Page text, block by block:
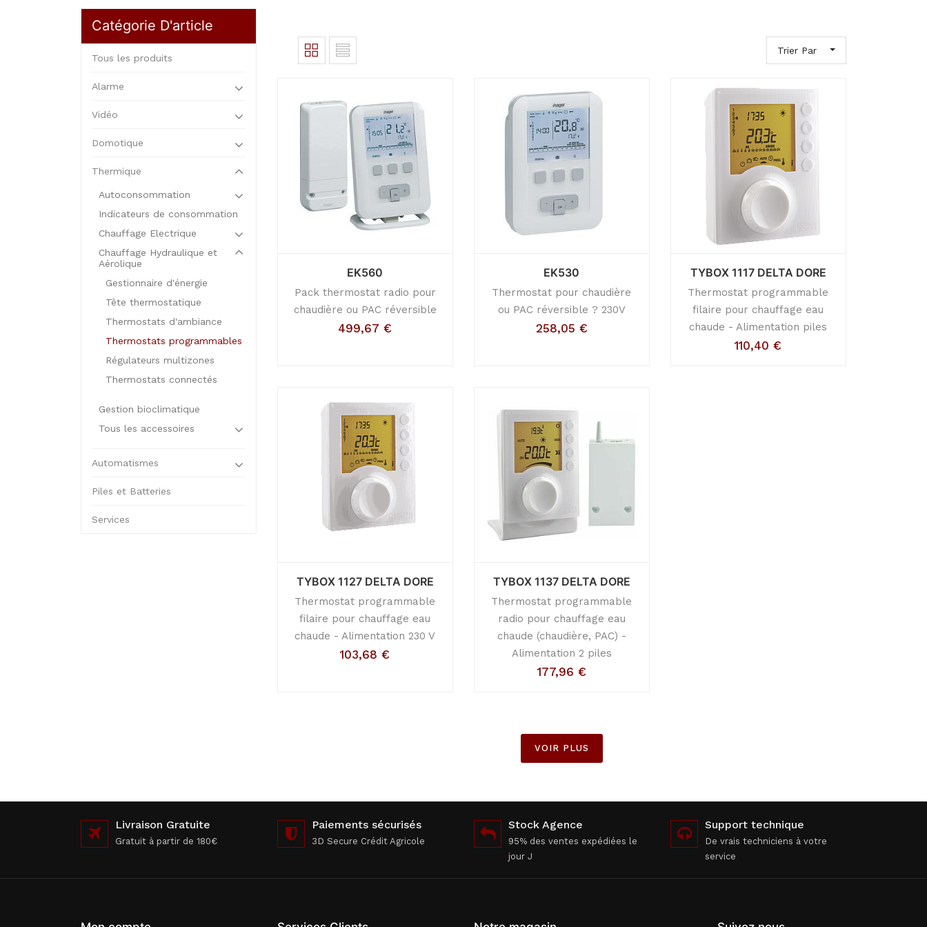
Catégorie D'article
Tous les produits
Alarme
Vidéo
Domotique
Thermique
Autoconsommation
Indicateurs de consommation
Chauffage Electrique
Chauffage Hydraulique et
Aérolique
Gestionnaire d'énergie
Tête thermostatique
Thermostats d'ambiance
Thermostats programmables
Régulateurs multizones
Thermostats connectés
Gestion bioclimatique
Tous les accessoires
Automatismes
Piles et Batteries
Services
Trier Par
EK560
Pack thermostat radio pour
chaudière ou PAC réversible
499,67 €
EK530
Thermostat pour chaudière
ou PAC réversible ? 230V
258,05 €
TYBOX 1117 DELTA DORE
Thermostat programmable
filaire pour chauffage eau
chaude - Alimentation piles
110,40 €
TYBOX 1127 DELTA DORE
Thermostat programmable
filaire pour chauffage eau
chaude - Alimentation 230 V
103,68 €
TYBOX 1137 DELTA DORE
Thermostat programmable
radio pour chauffage eau
chaude (chaudière, PAC) -
Alimentation 2 piles
177,96 €
VOIR PLUS
Livraison Gratuite
Gratuit à partir de 180€
Paiements sécurisés
3D Secure Crédit Agricole
Stock Agence
95% des ventes expédiées le
jour J
Support technique
De vrais techniciens à votre
service